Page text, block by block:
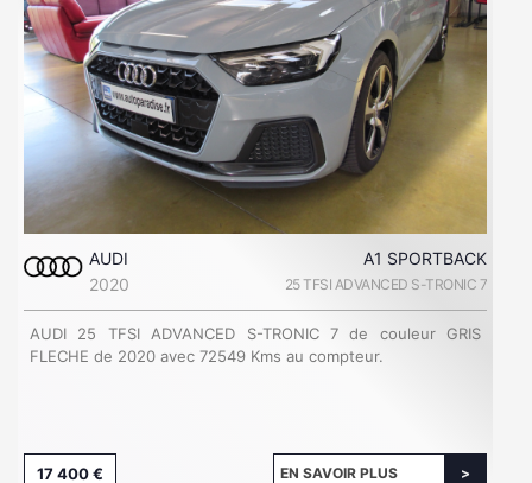
AUDI
A1 SPORTBACK
2020
25 TFSI ADVANCED S-TRONIC 7
AUDI 25 TFSI ADVANCED S-TRONIC 7 de couleur GRIS
FLECHE de 2020 avec 72549 Kms au compteur.
17 400 € EN SAVOIR PLUS